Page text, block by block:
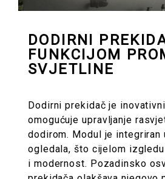
DODIRNI
FUNKCIJOM
SVJETLINE
Dodirni prekidač je
omogućuje upravljanje
dodirom. Modul je integriran
ogledala, što cijelom
i modernost. Pozadinsko